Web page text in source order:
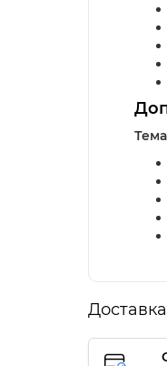
Доставка